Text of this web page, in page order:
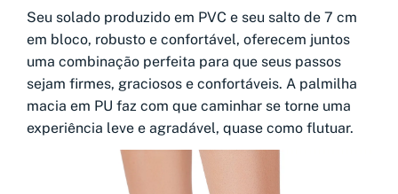
Seu solado produzido em PVC e seu salto de 7 cm
em bloco, robusto e confortável, oferecem juntos
uma combinação perfeita para que seus passos
sejam firmes, graciosos e confortáveis. A palmilha
macia em PU faz com que caminhar se torne uma
experiência leve e agradável, quase como flutuar.